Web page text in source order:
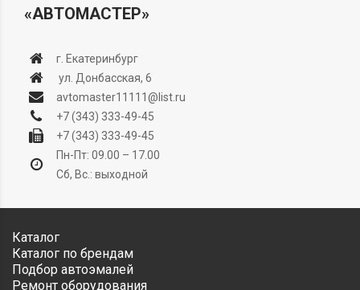
«АВТОМАСТЕР»
г. Екатеринбург
ул. Донбасская, 6
avtomaster11111@list.ru
+7 (343) 333-49-45
+7 (343) 333-49-45
Пн-Пт: 09.00 – 17.00
Сб, Вс.: выходной
Каталог
Каталог по брендам
Подбор автоэмалей
Ремонт оборудования